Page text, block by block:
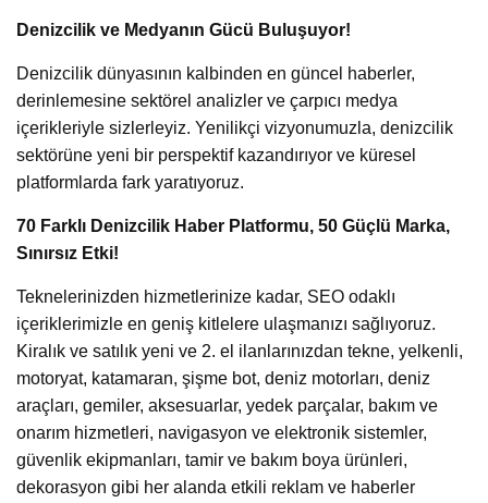
Denizcilik ve Medyanın Gücü Buluşuyor!
Denizcilik dünyasının kalbinden en güncel haberler,
derinlemesine sektörel analizler ve çarpıcı medya
içerikleriyle sizlerleyiz. Yenilikçi vizyonumuzla, denizcilik
sektörüne yeni bir perspektif kazandırıyor ve küresel
platformlarda fark yaratıyoruz.
70 Farklı Denizcilik Haber Platformu, 50 Güçlü Marka,
Sınırsız Etki!
Teknelerinizden hizmetlerinize kadar, SEO odaklı
içeriklerimizle en geniş kitlelere ulaşmanızı sağlıyoruz.
Kiralık ve satılık yeni ve 2. el ilanlarınızdan tekne, yelkenli,
motoryat, katamaran, şişme bot, deniz motorları, deniz
araçları, gemiler, aksesuarlar, yedek parçalar, bakım ve
onarım hizmetleri, navigasyon ve elektronik sistemler,
güvenlik ekipmanları, tamir ve bakım boya ürünleri,
dekorasyon gibi her alanda etkili reklam ve haberler